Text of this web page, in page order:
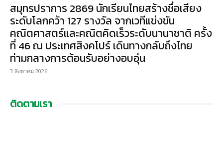
สมุทรปราการ 2869 นักเรียนไทยสร้างชื่อเสียง
ระดับโลกคว้า 127 รางวัล จากเวทีแข่งขัน
คณิตศาสตร์และคณิตคิดเร็วระดับนานาชาติ ครั้ง
ที่ 46 ณ ประเทศสิงคโปร์ เดินทางกลับถึงไทย
ท่ามกลางการต้อนรับอย่างอบอุ่น
3 สิงหาคม 2026
ติดตามเรา